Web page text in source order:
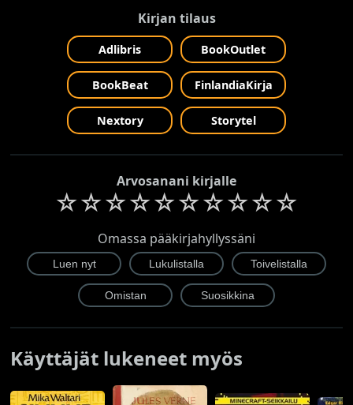
Kirjan tilaus
Adlibris BookOutlet
BookBeat FinlandiaKirja
Nextory Storytel
Arvosanani kirjalle
☆☆☆☆☆☆☆☆☆☆
Omassa pääkirjahyllyssäni
Käyttäjät lukeneet myös